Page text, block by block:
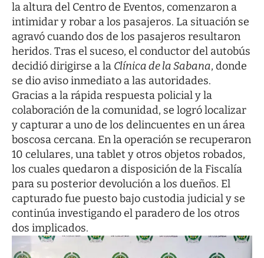
la altura del Centro de Eventos, comenzaron a
intimidar y robar a los pasajeros. La situación se
agravó cuando dos de los pasajeros resultaron
heridos. Tras el suceso, el conductor del autobús
decidió dirigirse a la Clínica de la Sabana, donde
se dio aviso inmediato a las autoridades.
Gracias a la rápida respuesta policial y la
colaboración de la comunidad, se logró localizar
y capturar a uno de los delincuentes en un área
boscosa cercana. En la operación se recuperaron
10 celulares, una tablet y otros objetos robados,
los cuales quedaron a disposición de la Fiscalía
para su posterior devolución a los dueños. El
capturado fue puesto bajo custodia judicial y se
continúa investigando el paradero de los otros
dos implicados.